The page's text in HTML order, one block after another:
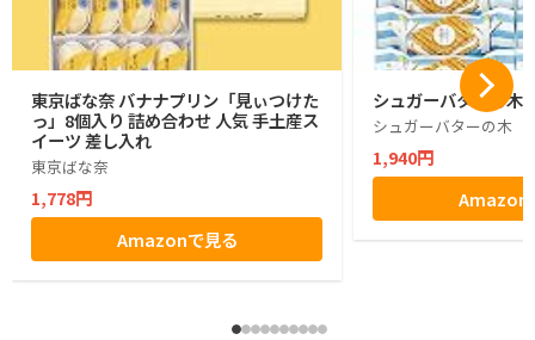
東京ばな奈 バナナプリン「見ぃつけた
っ」8個入り 詰め合わせ 人気 手土産ス
イーツ 差し入れ
東京ばな奈
1,778円
Amazonで見る
シュガーバターの木
シュガーバターの木
1,940円
Amazon